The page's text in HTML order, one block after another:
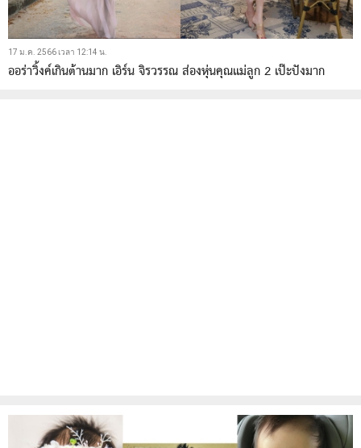
17 ม.ค. 2566 เวลา 12:14 น.
ออร่าวิ้งค์เกินต้านมาก เอิร์น จิรวรรณ ส่องหุ่นคุณแม่ลูก 2 เป๊ะปังมาก